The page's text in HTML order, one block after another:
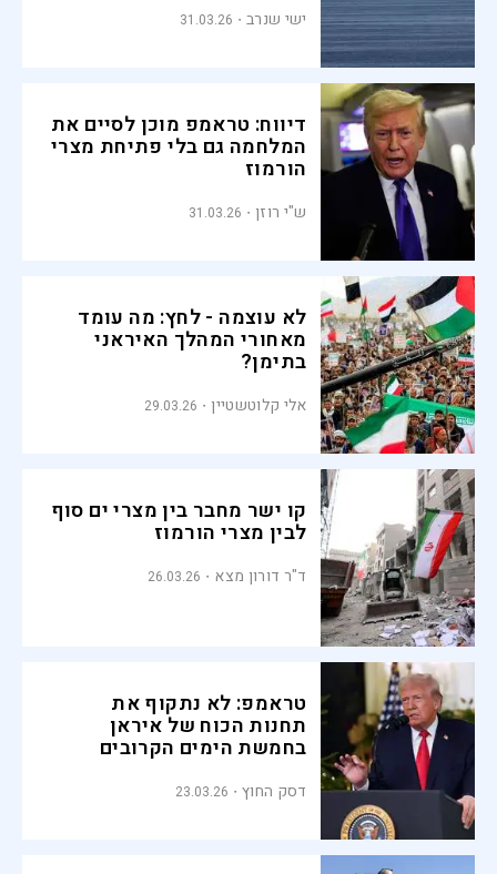
ישי שנרב 31.03.26
דיווח: טראמפ מוכן לסיים את
המלחמה גם בלי פתיחת מצרי
הורמוז
ש"י רוזן 31.03.26
לא עוצמה - לחץ: מה עומד
מאחורי המהלך האיראני
בתימן?
אלי קלוטשטיין 29.03.26
קו ישר מחבר בין מצרי ים סוף
לבין מצרי הורמוז
ד"ר דורון מצא 26.03.26
טראמפ: לא נתקוף את
תחנות הכוח של איראן
בחמשת הימים הקרובים
דסק החוץ 23.03.26